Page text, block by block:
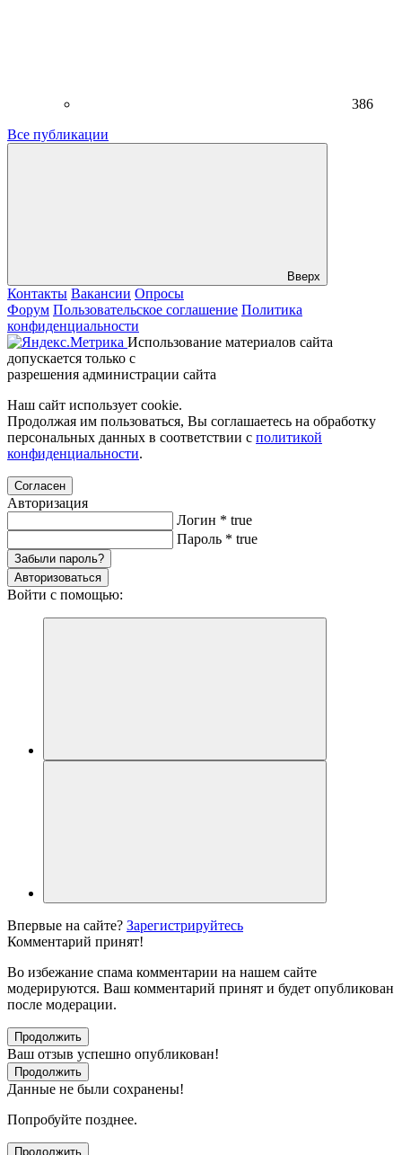
386
Все публикации
Вверх
Контакты Вакансии Опросы
Форум Пользовательское соглашение Политика
конфиденциальности
Использование материалов сайта
допускается только с
разрешения администрации сайта
Наш сайт использует cookie.
Продолжая им пользоваться, Вы соглашаетесь на обработку
персональных данных в соответствии с политикой
конфиденциальности.
Согласен
Авторизация
Логин * true
Пароль * true
Забыли пароль?
Авторизоваться
Войти с помощью:
Впервые на сайте? Зарегистрируйтесь
Комментарий принят!
Во избежание спама комментарии на нашем сайте
модерируются. Ваш комментарий принят и будет опубликован
после модерации.
Продолжить
Ваш отзыв успешно опубликован!
Продолжить
Данные не были сохранены!
Попробуйте позднее.
Продолжить